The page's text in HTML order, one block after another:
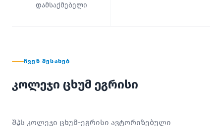
დამსაქმებელი
ᲩᲕᲔᲜ ᲨᲔᲡᲐᲮᲔᲑ
კოლეჯი ცხუმ ეგრისი
შპს კოლეჯი ცხუმ-ეგრისი ავტორიზებული